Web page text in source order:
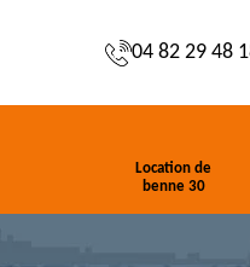
04 82 29 48
Location de
benne 30